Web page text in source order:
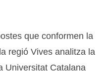
que conformen la
regió Vives analitza la
Universitat Catalana